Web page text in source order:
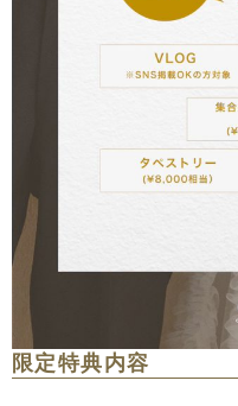
限定特典内容